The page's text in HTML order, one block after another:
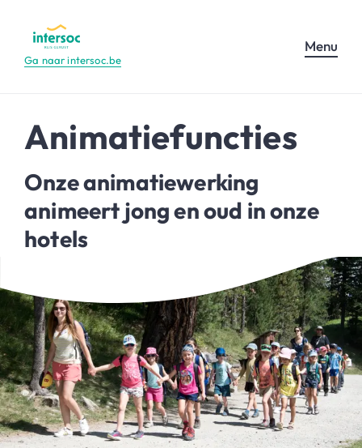
Ga naar intersoc.be
Menu
Animatiefuncties
Onze animatiewerking
animeert jong en oud in onze
hotels